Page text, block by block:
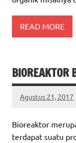
READ MORE
BIOREAKTOR
Agustus 21, 2017
Bioreaktor
terdapat suatu